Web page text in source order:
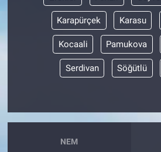
Karapürçek Karasu
Kocaali Pamukova
Serdivan Söğütlü
NEM